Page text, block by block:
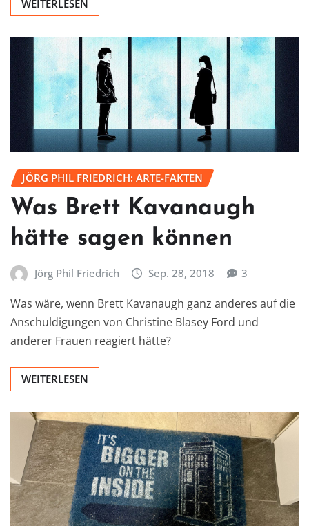
WEITERLESEN
JÖRG PHIL FRIEDRICH: ARTE-FAKTEN
Was Brett Kavanaugh
hätte sagen können
Jörg Phil Friedrich Sep. 28, 2018 3
Was wäre, wenn Brett Kavanaugh ganz anderes auf die
Anschuldigungen von Christine Blasey Ford und
anderer Frauen reagiert hätte?
WEITERLESEN